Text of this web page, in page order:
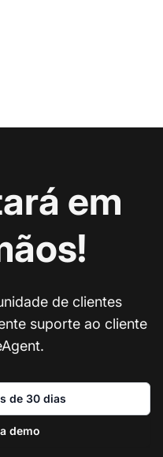
em
de clientes
suporte ao cliente
de 30 dias
demo